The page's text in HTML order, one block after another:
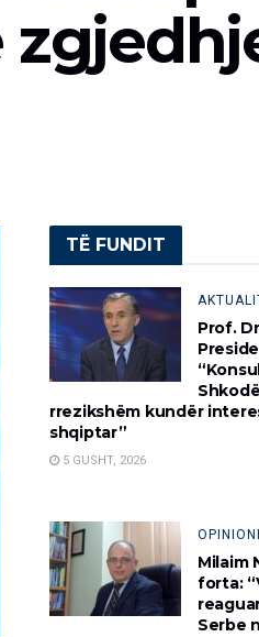
TË FUNDIT
Prof.
rrezikshëm kundër
shqiptar”
5 GUSHT, 2026
Milaim
forta:
Serbe